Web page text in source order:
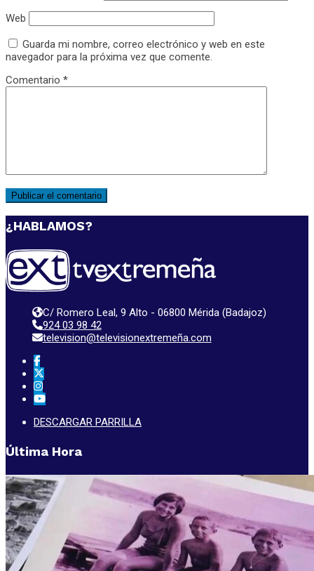
Web
Guarda mi nombre, correo electrónico y web en este
navegador para la próxima vez que comente.
Comentario *
¿HABLAMOS?
C/ Romero Leal, 9 Alto - 06800 Mérida (Badajoz)
924 03 98 42
television@televisionextremeña.com
DESCARGAR PARRILLA
Última Hora